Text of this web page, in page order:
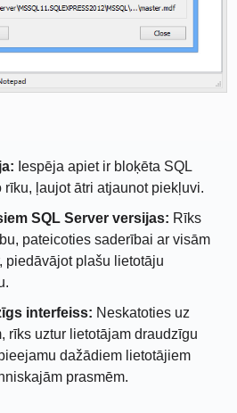
Iespēja apiet ir bloķēta SQL
rīku, ļaujot ātri atjaunot piekļuvi.
SQL Server versijas: Rīks
pateicoties saderībai ar visām
piedāvājot plašu lietotāju
interfeiss: Neskatoties uz
rīks uztur lietotājam draudzīgu
dažādiem lietotājiem
prasmēm.